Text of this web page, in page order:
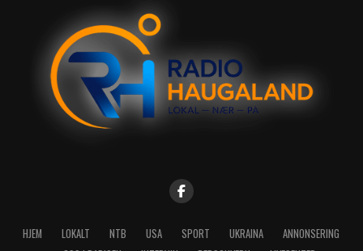
HJEM LOKALT NTB USA SPORT UKRAINA
ANNONSERING